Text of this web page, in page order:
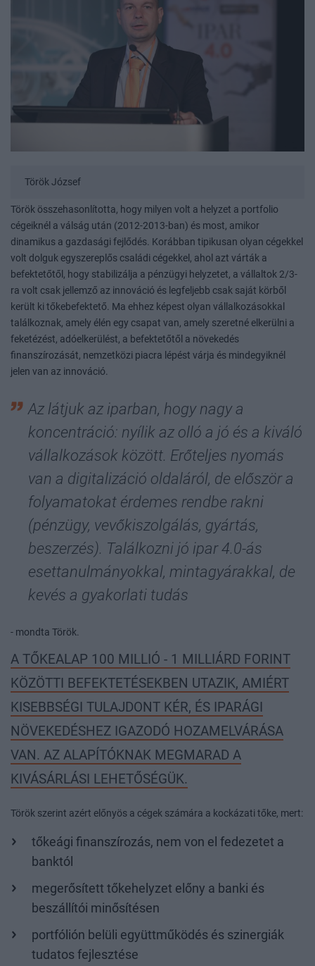
Török József
Török összehasonlította, hogy milyen volt a helyzet a portfolio
cégeiknél a válság után (2012-2013-ban) és most, amikor
dinamikus a gazdasági fejlődés. Korábban tipikusan olyan cégekkel
volt dolguk egyszereplős családi cégekkel, ahol azt várták a
befektetőtől, hogy stabilizálja a pénzügyi helyzetet, a vállaltok 2/3-
ra volt csak jellemző az innováció és legfeljebb csak saját körből
került ki tőkebefektető. Ma ehhez képest olyan vállalkozásokkal
találkoznak, amely élén egy csapat van, amely szeretné elkerülni a
feketézést, adóelkerülést, a befektetőtől a növekedés
finanszírozását, nemzetközi piacra lépést várja és mindegyiknél
jelen van az innováció.
Az látjuk az iparban, hogy nagy a
koncentráció: nyílik az olló a jó és a kiváló
vállalkozások között. Erőteljes nyomás
van a digitalizáció oldaláról, de először a
folyamatokat érdemes rendbe rakni
(pénzügy, vevőkiszolgálás, gyártás,
beszerzés). Találkozni jó ipar 4.0-ás
esettanulmányokkal, mintagyárakkal, de
kevés a gyakorlati tudás
- mondta Török.
A TŐKEALAP 100 MILLIÓ - 1 MILLIÁRD FORINT
KÖZÖTTI BEFEKTETÉSEKBEN UTAZIK, AMIÉRT
KISEBBSÉGI TULAJDONT KÉR, ÉS IPARÁGI
NÖVEKEDÉSHEZ IGAZODÓ HOZAMELVÁRÁSA
VAN. AZ ALAPÍTÓKNAK MEGMARAD A
KIVÁSÁRLÁSI LEHETŐSÉGÜK.
Török szerint azért előnyös a cégek számára a kockázati tőke, mert:
tőkeági finanszírozás, nem von el fedezetet a
banktól
megerősített tőkehelyzet előny a banki és
beszállítói minősítésen
portfólión belüli együttműködés és szinergiák
tudatos fejlesztése